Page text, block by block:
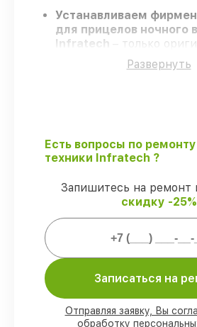
Устанавливаем
для прицелов ночного
Infratech
– только
запчасти для вашей
Опытные инженеры–
Работаем строго в
заранее временных
прицелов ночного
Гарантийное
ремонт и запчасти для
Мы гарантируем:
80%работ по ремонту
возможностью
Развернуть
Есть вопросы по ремонту
техники Infratech ?
Запишитесь на ремонт
скидку -25%
Записаться на
Отправляя заявку, Вы
обработку